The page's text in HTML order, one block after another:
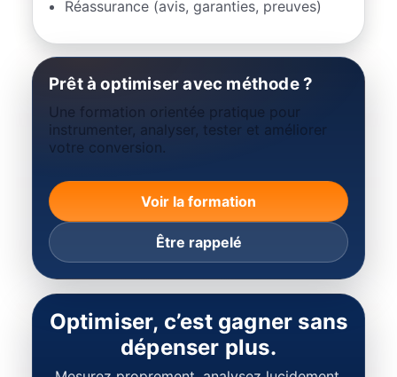
Réassurance (avis, garanties, preuves)
Prêt à optimiser avec méthode ?
Une formation orientée pratique pour
instrumenter, analyser, tester et améliorer
votre conversion.
Voir la formation
Être rappelé
Optimiser, c’est gagner sans
dépenser plus.